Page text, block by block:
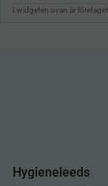
Hygieneleeds